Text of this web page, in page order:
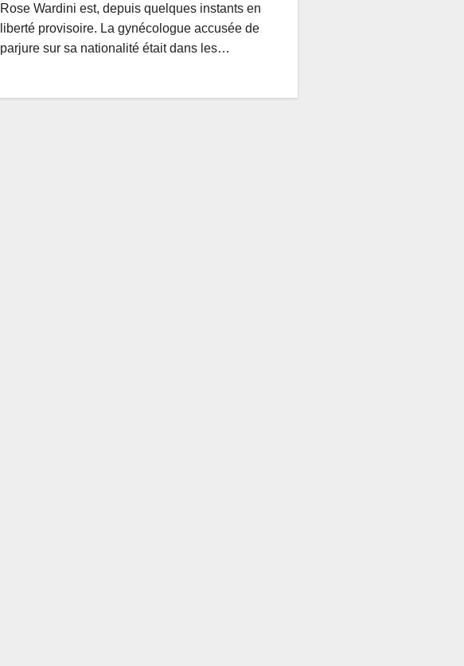
Rose Wardini est, depuis quelques instants en
liberté provisoire. La gynécologue accusée de
parjure sur sa nationalité était dans les…